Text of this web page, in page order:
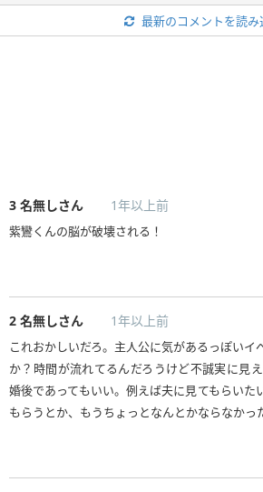
最新のコメントを読み
3 名無しさん 1年以上前
紫鸞くんの脳が破壊される！
2 名無しさん 1年以上前
これおかしいだろ。主人公に気があるっぽいイ
か？時間が流れてるんだろうけど不誠実に見
婚後であってもいい。例えば夫に見てもらいた
もらうとか、もうちょっとなんとかならなかっ